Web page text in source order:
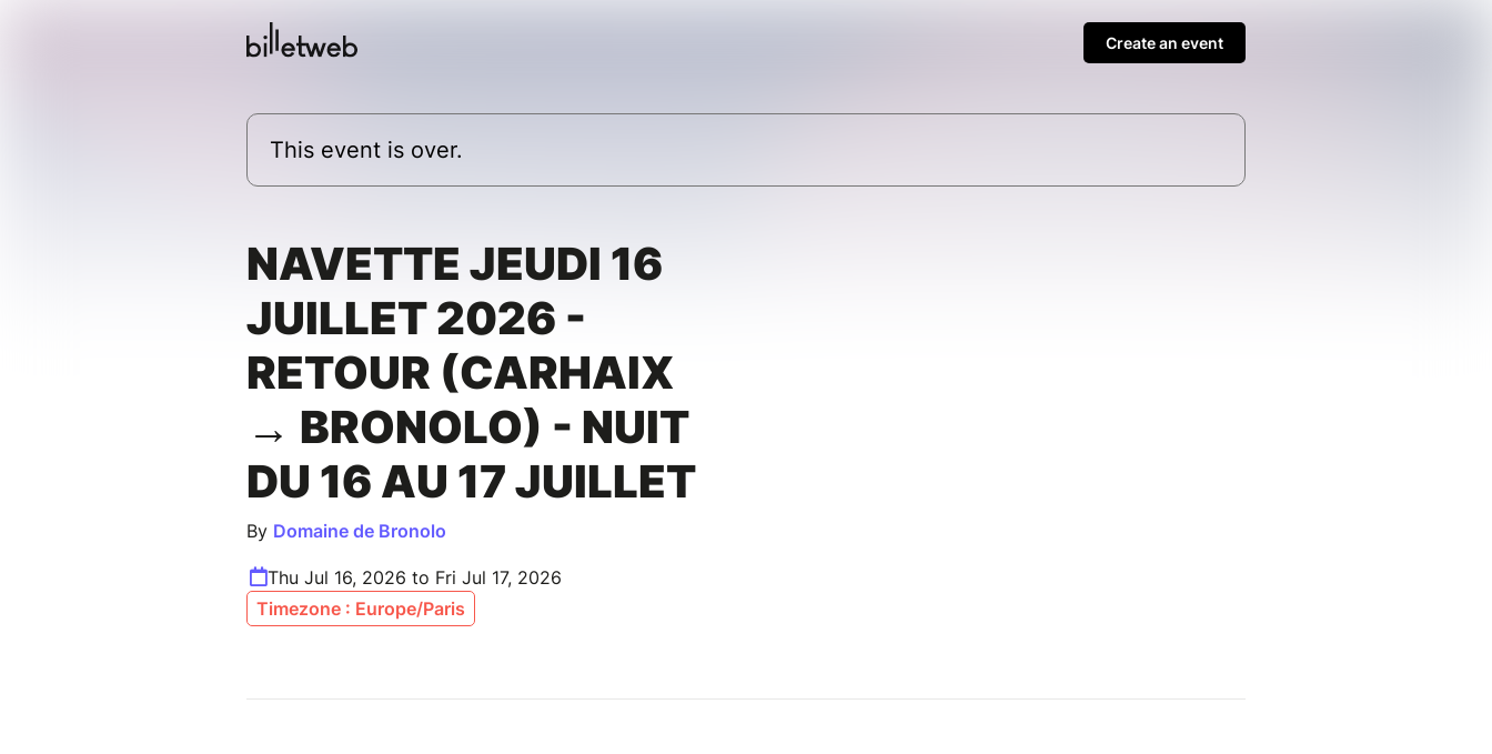
Create an event
This event is over.
NAVETTE JEUDI 16
JUILLET 2026 -
RETOUR (CARHAIX
→ BRONOLO) - NUIT
DU 16 AU 17 JUILLET
By Domaine de Bronolo
Thu Jul 16, 2026 to Fri Jul 17, 2026
Timezone : Europe/Paris